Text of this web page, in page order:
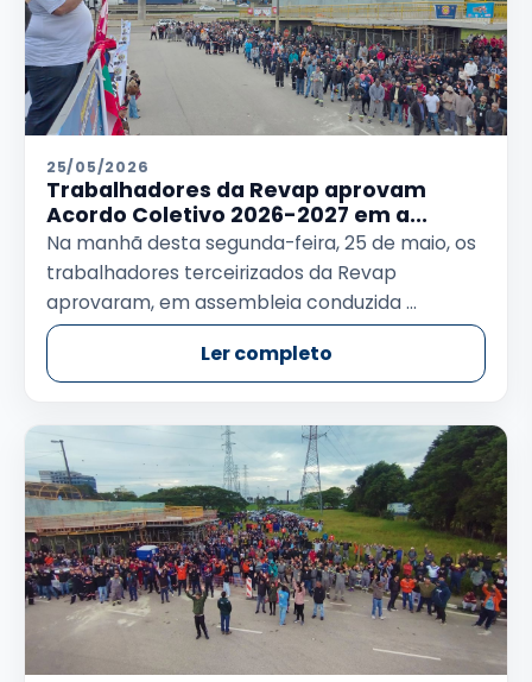
25/05/2026
Trabalhadores da Revap aprovam
Acordo Coletivo 2026-2027 em a...
Na manhã desta segunda-feira, 25 de maio, os
trabalhadores terceirizados da Revap
aprovaram, em assembleia conduzida ...
Ler completo